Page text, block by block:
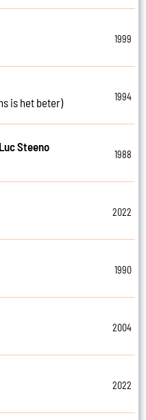
1999
is het beter)
1994
Steeno
1988
2022
1990
2004
2022